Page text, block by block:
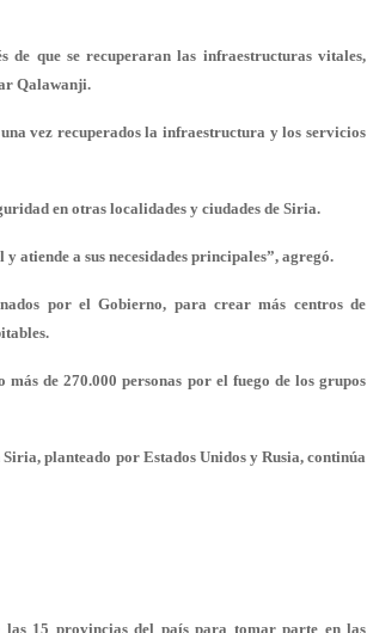
de que se recuperaran las infraestructuras vitales,
Qalawanji.
vez recuperados la infraestructura y los servicios
en otras localidades y ciudades de Siria.
atiende a sus necesidades principales”, agregó.
por el Gobierno, para crear más centros de
de 270.000 personas por el fuego de los grupos
planteado por Estados Unidos y Rusia, continúa
15 provincias del país para tomar parte en las